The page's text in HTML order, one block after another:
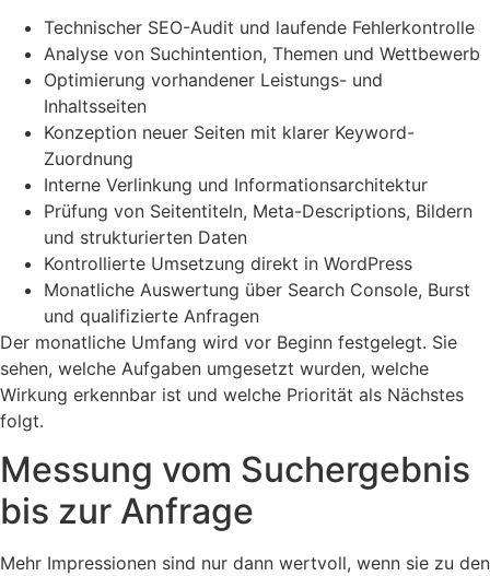
Technischer SEO-Audit und laufende Fehlerkontrolle
Analyse von Suchintention, Themen und Wettbewerb
Optimierung vorhandener Leistungs- und
Inhaltsseiten
Konzeption neuer Seiten mit klarer Keyword-
Zuordnung
Interne Verlinkung und Informationsarchitektur
Prüfung von Seitentiteln, Meta-Descriptions, Bildern
und strukturierten Daten
Kontrollierte Umsetzung direkt in WordPress
Monatliche Auswertung über Search Console, Burst
und qualifizierte Anfragen
Der monatliche Umfang wird vor Beginn festgelegt. Sie
sehen, welche Aufgaben umgesetzt wurden, welche
Wirkung erkennbar ist und welche Priorität als Nächstes
folgt.
Messung vom Suchergebnis
bis zur Anfrage
Mehr Impressionen sind nur dann wertvoll, wenn sie zu den